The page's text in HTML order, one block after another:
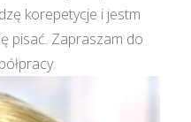
korepetycje i jestm
pisać. Zapraszam do